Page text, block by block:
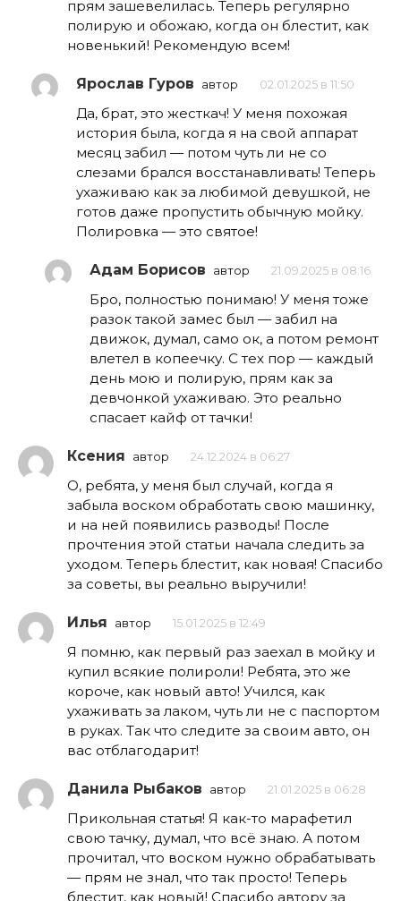
прям зашевелилась. Теперь регулярно
полирую и обожаю, когда он блестит, как
новенький! Рекомендую всем!
Ярослав Гуров автор 02.01.2025 в 11:50
Да, брат, это жесткач! У меня похожая
история была, когда я на свой аппарат
месяц забил — потом чуть ли не со
слезами брался восстанавливать! Теперь
ухаживаю как за любимой девушкой, не
готов даже пропустить обычную мойку.
Полировка — это святое!
Адам Борисов автор 21.09.2025 в 08:16
Бро, полностью понимаю! У меня тоже
разок такой замес был — забил на
движок, думал, само ок, а потом ремонт
влетел в копеечку. С тех пор — каждый
день мою и полирую, прям как за
девчонкой ухаживаю. Это реально
спасает кайф от тачки!
Ксения автор 24.12.2024 в 06:27
О, ребята, у меня был случай, когда я
забыла воском обработать свою машинку,
и на ней появились разводы! После
прочтения этой статьи начала следить за
уходом. Теперь блестит, как новая! Спасибо
за советы, вы реально выручили!
Илья автор 15.01.2025 в 12:49
Я помню, как первый раз заехал в мойку и
купил всякие полироли! Ребята, это же
короче, как новый авто! Учился, как
ухаживать за лаком, чуть ли не с паспортом
в руках. Так что следите за своим авто, он
вас отблагодарит!
Данила Рыбаков автор 21.01.2025 в 06:28
Прикольная статья! Я как-то марафетил
свою тачку, думал, что всё знаю. А потом
прочитал, что воском нужно обрабатывать
— прям не знал, что так просто! Теперь
блестит, как новый! Спасибо автору за